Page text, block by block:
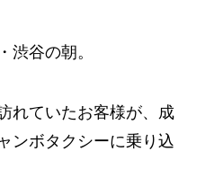
渋谷の朝。
れていたお客様が、成
ンボタクシーに乗り込